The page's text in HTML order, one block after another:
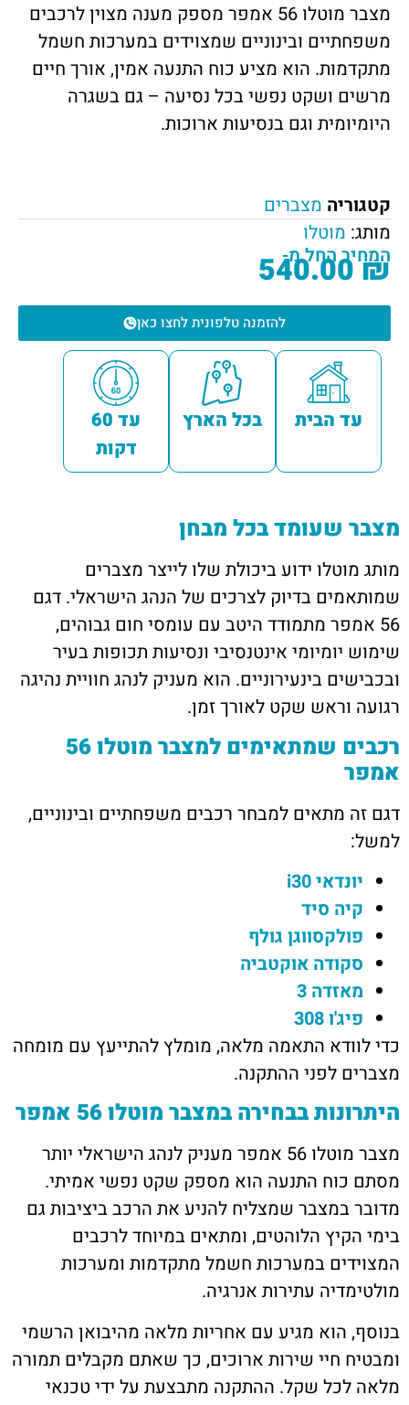
מצבר מוטלו 56 אמפר מספק מענה מצוין לרכבים
משפחתיים ובינוניים שמצוידים במערכות חשמל
מתקדמות. הוא מציע כוח התנעה אמין, אורך חיים
מרשים ושקט נפשי בכל נסיעה – גם בשגרה
היומיומית וגם בנסיעות ארוכות.
קטגוריה מצברים
מותג: מוטלו
המחיר החל מ-
540.00₪
להזמנה טלפונית לחצו כאן
עד הבית בכל הארץ
עד 60
דקות
מצבר שעומד בכל מבחן
מותג מוטלו ידוע ביכולת שלו לייצר מצברים
שמותאמים בדיוק לצרכים של הנהג הישראלי. דגם
56 אמפר מתמודד היטב עם עומסי חום גבוהים,
שימוש יומיומי אינטנסיבי ונסיעות תכופות בעיר
ובכבישים בינעירוניים. הוא מעניק לנהג חוויית נהיגה
רגועה וראש שקט לאורך זמן.
רכבים שמתאימים למצבר מוטלו 56
אמפר
דגם זה מתאים למבחר רכבים משפחתיים ובינוניים,
למשל:
יונדאי i30
קיה סיד
פולקסווגן גולף
סקודה אוקטביה
מאזדה 3
פיג'ו 308
כדי לוודא התאמה מלאה, מומלץ להתייעץ עם מומחה
מצברים לפני ההתקנה.
היתרונות בבחירה במצבר מוטלו 56 אמפר
מצבר מוטלו 56 אמפר מעניק לנהג הישראלי יותר
מסתם כוח התנעה הוא מספק שקט נפשי אמיתי.
מדובר במצבר שמצליח להניע את הרכב ביציבות גם
בימי הקיץ הלוהטים, ומתאים במיוחד לרכבים
המצוידים במערכות חשמל מתקדמות ומערכות
מולטימדיה עתירות אנרגיה.
בנוסף, הוא מגיע עם אחריות מלאה מהיבואן הרשמי
ומבטיח חיי שירות ארוכים, כך שאתם מקבלים תמורה
מלאה לכל שקל. ההתקנה מתבצעת על ידי טכנאי